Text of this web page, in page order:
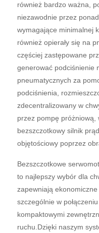
również bardzo ważna,
niezawodnie przez
wymagające minimalnej
również opierały się na
częściej zastępowane
generować podciśnienie
pneumatycznych za
podciśnienia,
zdecentralizowany w
przez pompę próżniową,
bezszczotkowy silnik
objętościowy poprzez
Bezszczotkowe
to najlepszy wybór dla
zapewniają
szczególnie w
kompaktowymi
ruchu.Dzięki naszym